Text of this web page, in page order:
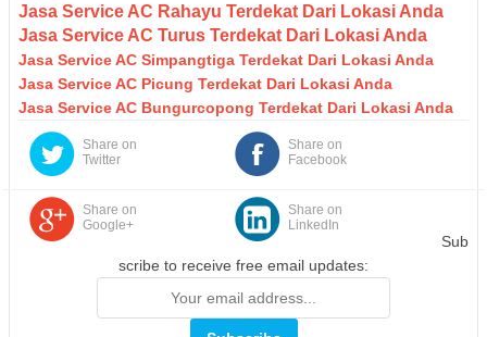
Jasa Service AC Rahayu Terdekat Dari Lokasi Anda
Jasa Service AC Turus Terdekat Dari Lokasi Anda
Jasa Service AC Simpangtiga Terdekat Dari Lokasi Anda
Jasa Service AC Picung Terdekat Dari Lokasi Anda
Jasa Service AC Bungurcopong Terdekat Dari Lokasi Anda
Share on
Facebook
Share on
Twitter
Share on
Google+
Share on
LinkedIn
Sub
scribe to receive free email updates: